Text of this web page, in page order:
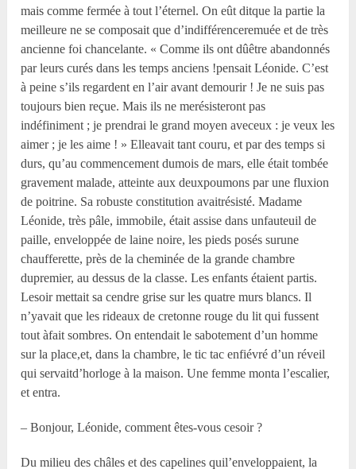
mais comme fermée à tout l’éternel. On eût ditque la partie la
meilleure ne se composait que d’indifférenceremuée et de très
ancienne foi chancelante. « Comme ils ont dûêtre abandonnés
par leurs curés dans les temps anciens !pensait Léonide. C’est
à peine s’ils regardent en l’air avant demourir ! Je ne suis pas
toujours bien reçue. Mais ils ne merésisteront pas
indéfiniment ; je prendrai le grand moyen aveceux : je veux les
aimer ; je les aime ! » Elleavait tant couru, et par des temps si
durs, qu’au commencement dumois de mars, elle était tombée
gravement malade, atteinte aux deuxpoumons par une fluxion
de poitrine. Sa robuste constitution avaitrésisté. Madame
Léonide, très pâle, immobile, était assise dans unfauteuil de
paille, enveloppée de laine noire, les pieds posés surune
chaufferette, près de la cheminée de la grande chambre
dupremier, au dessus de la classe. Les enfants étaient partis.
Lesoir mettait sa cendre grise sur les quatre murs blancs. Il
n’yavait que les rideaux de cretonne rouge du lit qui fussent
tout àfait sombres. On entendait le sabotement d’un homme
sur la place,et, dans la chambre, le tic tac enfiévré d’un réveil
qui servaitd’horloge à la maison. Une femme monta l’escalier,
et entra.
– Bonjour, Léonide, comment êtes-vous cesoir ?
Du milieu des châles et des capelines quil’enveloppaient, la